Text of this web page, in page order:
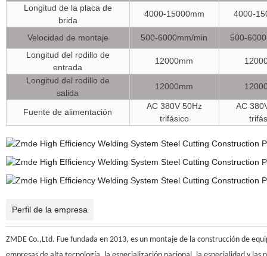
Longitud de la placa de
brida
4000-15000mm 4000-
Velocidad de montaje 500-6000mm/min
500-
Longitud del rodillo de
entrada
12000mm
Longitud del rodillo de
salida
12000mm
Fuente de alimentación
AC 380V 50Hz
trifásico
AC
Perfil de la empresa
ZMDE Co.,Ltd. Fue fundada en 2013, es un montaje de la construcción de